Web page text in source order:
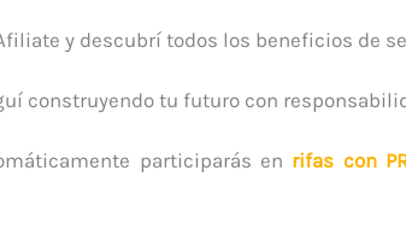
y descubrí todos los beneficios de
construyendo tu futuro con
participarás en rifas con